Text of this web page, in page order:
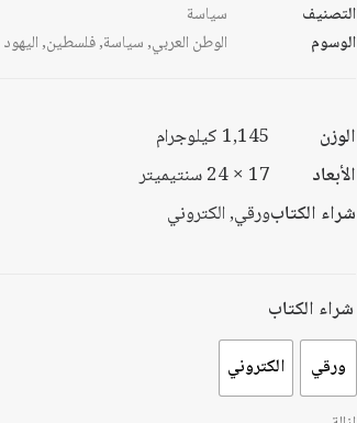
التصنيف
سياسة
الوسوم
الوطن العربي,سياسة,فلسطين,اليهود
الوزن
1,145 كيلوجرام
الأبعاد
17 × 24 سنتيميتر
شراء الكتابورقي, الكتروني
شراء الكتاب
ورقي الكتروني